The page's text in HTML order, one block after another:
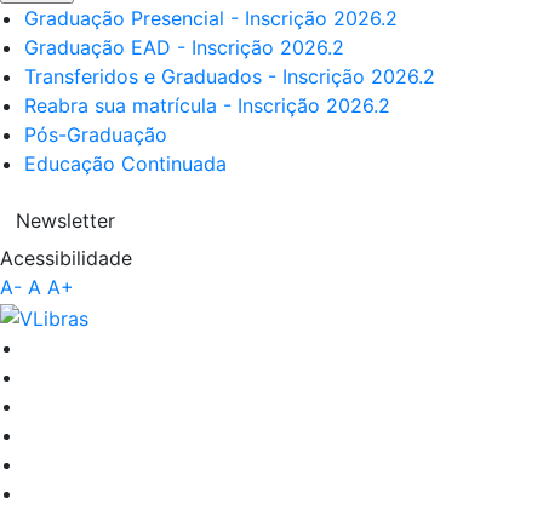
Graduação Presencial - Inscrição 2026.2
Graduação EAD - Inscrição 2026.2
Transferidos e Graduados - Inscrição 2026.2
Reabra sua matrícula - Inscrição 2026.2
Pós-Graduação
Educação Continuada
Newsletter
Acessibilidade
A- A A+